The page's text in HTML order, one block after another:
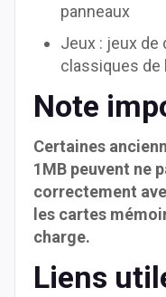
panneaux
Jeux : jeux de
classiques de
Note
Certaines
1MB peuvent ne
correctement
les cartes
charge.
Liens